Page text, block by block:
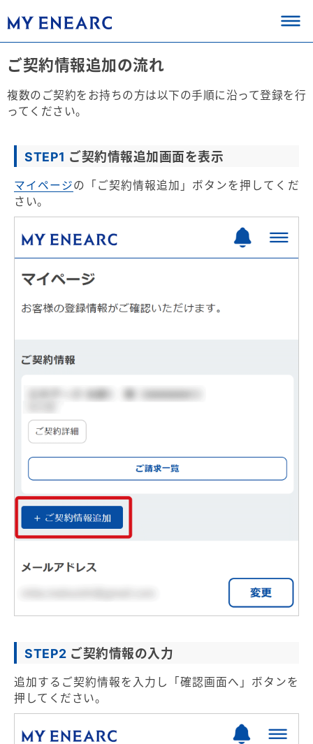
ご契約情報追加の流れ
複数のご契約をお持ちの方は以下の手順に沿って登録を行
ってください。
STEP1 ご契約情報追加画面を表示
マイページの「ご契約情報追加」ボタンを押してくだ
さい。
STEP2 ご契約情報の入力
追加するご契約情報を入力し「確認画面へ」ボタンを
押してください。